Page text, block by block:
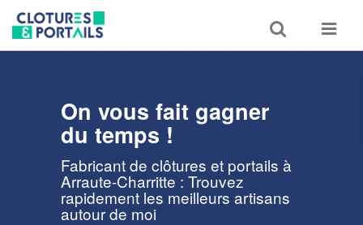
Toggle
search
Toggle
On vous fait gagner
du temps !
Fabricant de clôtures et portails à
Arraute-Charritte : Trouvez
rapidement les meilleurs artisans
autour de moi